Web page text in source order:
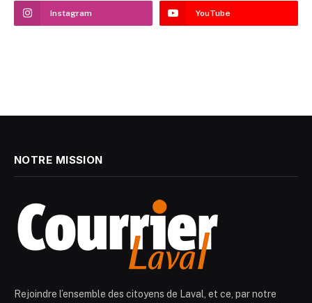
Instagram YouTube
NOTRE MISSION
Rejoindre l’ensemble des citoyens de Laval, et ce, par notre